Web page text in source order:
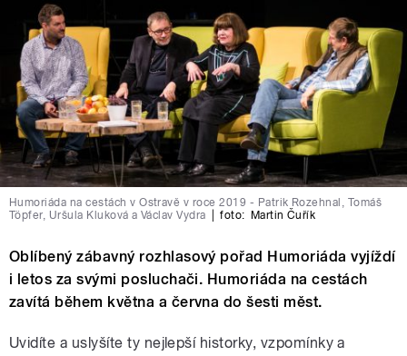
Humoriáda na cestách v Ostravě v roce 2019 - Patrik Rozehnal, Tomáš
Töpfer, Uršula Kluková a Václav Vydra
foto: Martin Čuřík
Oblíbený zábavný rozhlasový pořad Humoriáda vyjíždí
i letos za svými posluchači. Humoriáda na cestách
zavítá během května a června do šesti měst.
Uvidíte a uslyšíte ty nejlepší historky, vzpomínky a